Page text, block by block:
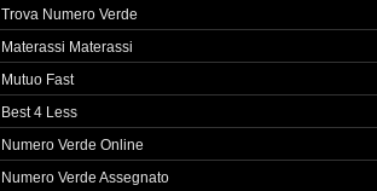
Trova Numero Verde
Materassi Materassi
Mutuo Fast
Best 4 Less
Numero Verde Online
Numero Verde Assegnato